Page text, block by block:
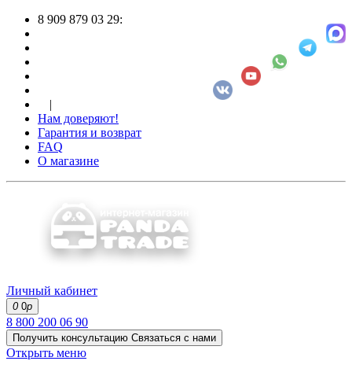
8 909 879 03 29:
|
Нам доверяют!
Гарантия и возврат
FAQ
О магазине
Личный кабинет
0 0р
8 800 200 06 90
Получить консультацию Связаться с нами
Открыть меню